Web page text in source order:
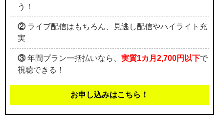
う！
②ライブ配信はもちろん、見逃し配信やハイライト充
実
③年間プラン一括払いなら、 実質1カ月2,700円以下で
視聴できる！
お申し込みはこちら！